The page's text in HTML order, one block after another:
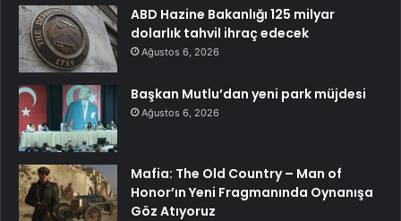
ABD Hazine Bakanlığı 125 milyar
dolarlık tahvil ihraç edecek
Ağustos 6, 2026
Başkan Mutlu’dan yeni park müjdesi
Ağustos 6, 2026
Mafia: The Old Country – Man of
Honor’ın Yeni Fragmanında Oynanışa
Göz Atıyoruz